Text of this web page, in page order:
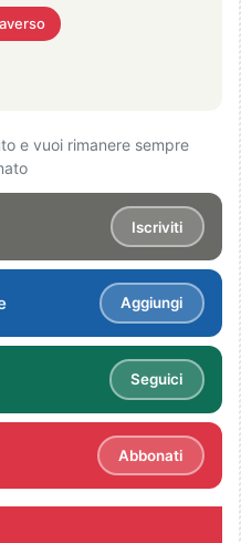
e vuoi rimanere sempre
Iscriviti
Aggiungi
Seguici
Abbonati